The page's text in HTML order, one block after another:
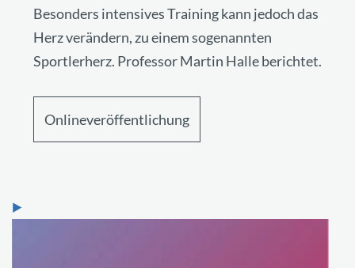
Besonders intensives Training kann jedoch das
Herz verändern, zu einem sogenannten
Sportlerherz. Professor Martin Halle berichtet.
Onlineveröffentlichung